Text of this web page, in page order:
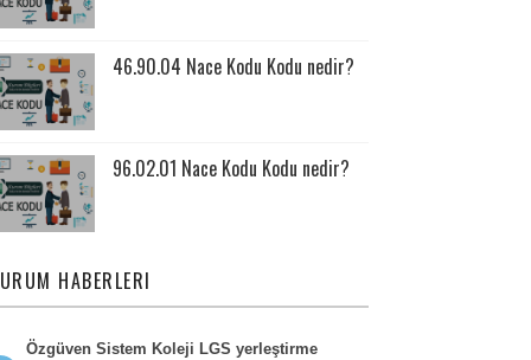
46.90.04 Nace Kodu Kodu nedir?
96.02.01 Nace Kodu Kodu nedir?
HABERLERI
Özgüven Sistem Koleji LGS yerleştirme